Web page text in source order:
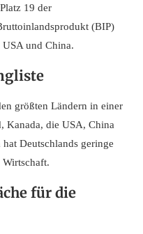
19 der
(BIP)
und China.
größten Ländern in einer
Kanada, die USA, China
Deutschlands geringe
für die